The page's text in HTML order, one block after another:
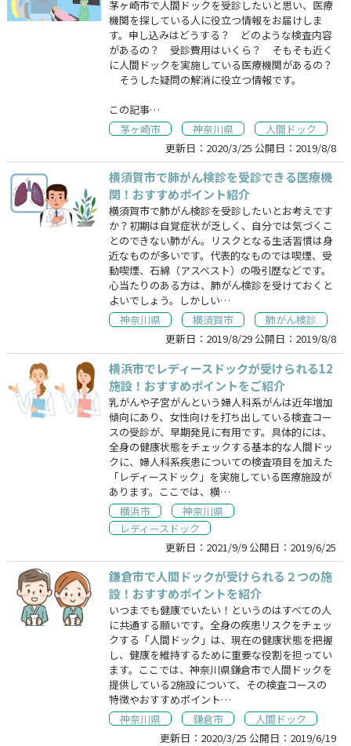
茅ヶ崎市で人間ドックを受診したいと思い、医療
機関を探している人に役立つ情報をお届けしま
す。申し込みはどうする？ どのような検査内容
があるの？ 受診費用はいくら？ そもそも近く
に人間ドックを実施している医療機関があるの？
そうした疑問の解消に役立つ情報です。
この記事…
茅ヶ崎市
神奈川県
人間ドック
更新日： 2020/3/25 公開日： 2019/8/8
横須賀市で肺がん検診を受診できる医療機
関！おすすめポイント紹介
横須賀市で肺がん検診を受診したいとお考えです
か？初期は自覚症状が乏しく、自分では気づくこ
とのできない肺がん。リスクとなる生活習慣は身
近なものが多いです。代表的なものでは喫煙、受
動喫煙、石綿（アスベスト）の吸引歴などです。
心当たりのある方は、肺がん検診を受けておくと
よいでしょう。しかしい…
神奈川県
横須賀市
肺がん検診
更新日： 2019/8/29 公開日： 2019/8/8
横浜市でレディースドックが受けられる12
施設！おすすめポイントをご紹介
乳がんや子宮がんという婦人科系がんは近年増加
傾向にあり、女性向けを打ち出している検査コー
スの受診が、早期発見に有用です。具体的には、
全身の健康状態をチェックする基本的な人間ドッ
クに、婦人科系疾患についての検査項目を加えた
「レディースドック」を実施している医療施設が
あります。ここでは、横…
横浜市
神奈川県
レディースドック
更新日： 2021/9/9 公開日： 2019/6/25
鎌倉市で人間ドックが受けられる２つの施
設！おすすめポイントを紹介
いつまでも健康でいたい！というのはすべての人
に共通する願いです。全身の疾患リスクをチェッ
クする「人間ドック」は、現在の健康状態を把握
し、健康を維持するために重要な役割を担ってい
ます。ここでは、神奈川県鎌倉市で人間ドックを
提供している2施設について、その検査コースの
特徴やおすすめポイント…
神奈川県
鎌倉市
人間ドック
更新日： 2020/3/25 公開日： 2019/6/19